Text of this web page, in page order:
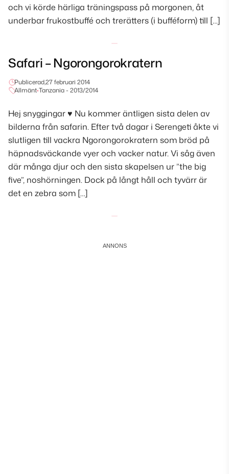
och vi körde härliga träningspass på morgonen, åt
underbar frukostbuffé och trerätters (i bufféform) till […]
Safari – Ngorongorokratern
Publicerad,27 februari 2014
Allmänt•Tanzania - 2013/2014
Hej snyggingar ♥ Nu kommer äntligen sista delen av
bilderna från safarin. Efter två dagar i Serengeti åkte vi
slutligen till vackra Ngorongorokratern som bröd på
häpnadsväckande vyer och vacker natur. Vi såg även
där många djur och den sista skapelsen ur ”the big
five”, noshörningen. Dock på långt håll och tyvärr är
det en zebra som […]